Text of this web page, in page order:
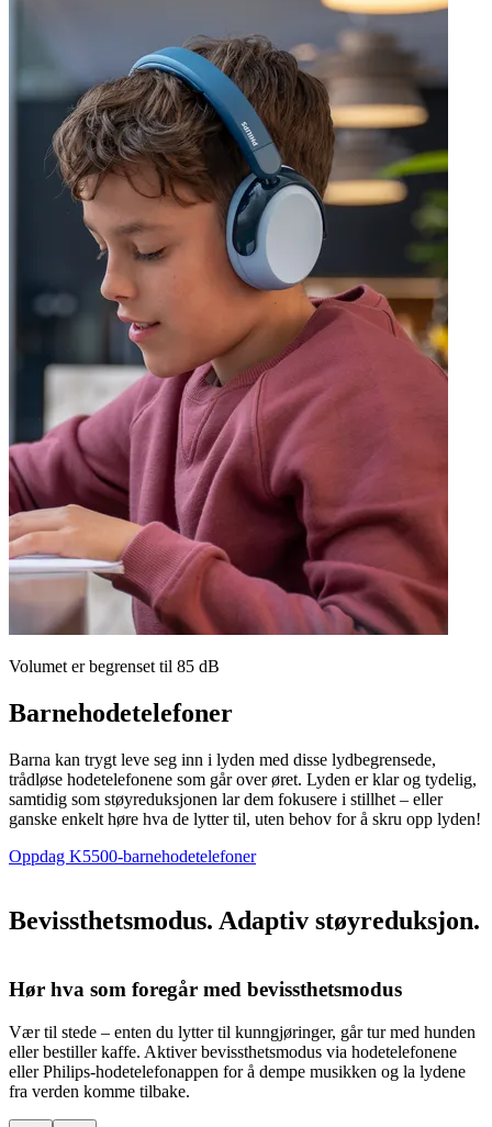
Volumet er begrenset til 85 dB
Barnehodetelefoner
Barna kan trygt leve seg inn i lyden med disse lydbegrensede,
trådløse hodetelefonene som går over øret. Lyden er klar og tydelig,
samtidig som støyreduksjonen lar dem fokusere i stillhet – eller
ganske enkelt høre hva de lytter til, uten behov for å skru opp lyden!
Oppdag K5500-barnehodetelefoner
Bevissthetsmodus. Adaptiv støyreduksjon.
Hør hva som foregår med bevissthetsmodus
Vær til stede – enten du lytter til kunngjøringer, går tur med hunden
eller bestiller kaffe. Aktiver bevissthetsmodus via hodetelefonene
eller Philips-hodetelefonappen for å dempe musikken og la lydene
fra verden komme tilbake.